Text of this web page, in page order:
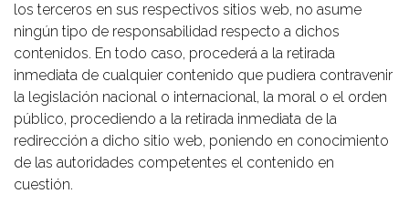
los terceros en sus respectivos sitios web, no asume
ningún tipo de responsabilidad respecto a dichos
contenidos. En todo caso, procederá a la retirada
inmediata de cualquier contenido que pudiera contravenir
la legislación nacional o internacional, la moral o el orden
público, procediendo a la retirada inmediata de la
redirección a dicho sitio web, poniendo en conocimiento
de las autoridades competentes el contenido en
cuestión.